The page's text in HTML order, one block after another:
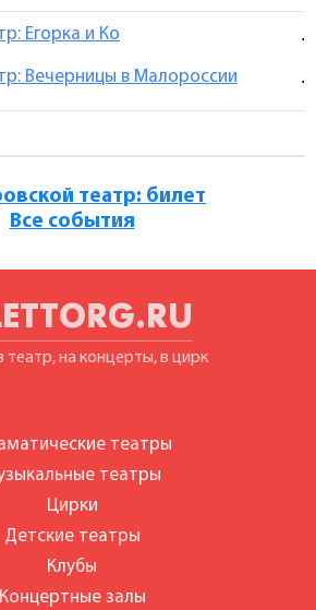
Егорка и Ко .
Вечерницы в Малороссии .
театр: билет
Все события
театр, на концерты, в цирк
театры
театры
Цирки
Детские театры
Клубы
Концертные залы